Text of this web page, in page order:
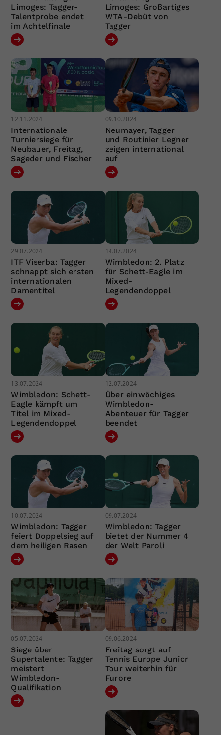
Limoges: Tagger-
Talentprobe endet
im Achtelfinale
Limoges: Großartiges
WTA-Debüt von
Tagger
12.11.2024
Internationale
Turniersiege für
Neubauer, Freitag,
Sageder und Fischer
09.10.2024
Neumayer, Tagger
und Routinier Legner
zeigen international
auf
29.07.2024
ITF Viserba: Tagger
schnappt sich ersten
internationalen
Damentitel
14.07.2024
Wimbledon: 2. Platz
für Schett-Eagle im
Mixed-
Legendendoppel
13.07.2024
Wimbledon: Schett-
Eagle kämpft um
Titel im Mixed-
Legendendoppel
12.07.2024
Über einwöchiges
Wimbledon-
Abenteuer für Tagger
beendet
10.07.2024
Wimbledon: Tagger
feiert Doppelsieg auf
dem heiligen Rasen
09.07.2024
Wimbledon: Tagger
bietet der Nummer 4
der Welt Paroli
05.07.2024
Siege über
Supertalente: Tagger
meistert
Wimbledon-
Qualifikation
09.06.2024
Freitag sorgt auf
Tennis Europe Junior
Tour weiterhin für
Furore